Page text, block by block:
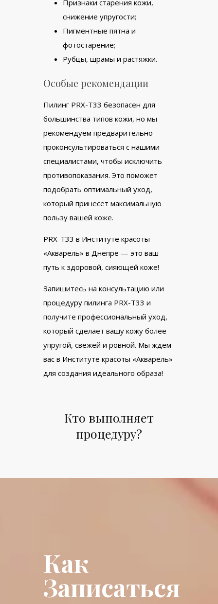
Признаки старения кожи,
снижение упругости;
Пигментные пятна и
фотостарение;
Рубцы, шрамы и растяжки.
Особые рекомендации
Пилинг PRX-T33 безопасен для
большинства типов кожи, но мы
рекомендуем предварительно
проконсультироваться с нашими
специалистами, чтобы исключить
противопоказания. Это поможет
подобрать оптимальный уход,
который принесет максимальную
пользу вашей коже.
PRX-T33 в Институте красоты
«Акварель» в Днепре — это ваш
путь к здоровой, сияющей коже!
Запишитесь на консультацию или
процедуру пилинга PRX-T33 и
получите профессиональный уход,
который сделает вашу кожу более
упругой, свежей и ровной. Мы ждем
вас в Институте красоты «Акварель»
для создания идеального образа!
Кто выполняет
процедуру?
Как
Записаться